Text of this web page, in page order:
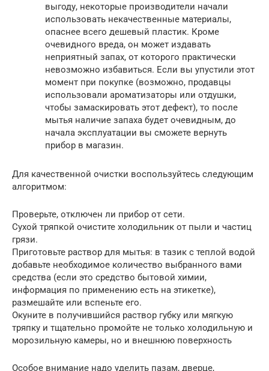
выгоду, некоторые производители начали
использовать некачественные материалы,
опаснее всего дешевый пластик. Кроме
очевидного вреда, он может издавать
неприятный запах, от которого практически
невозможно избавиться. Если вы упустили этот
момент при покупке (возможно, продавцы
использовали ароматизаторы или отдушки,
чтобы замаскировать этот дефект), то после
мытья наличие запаха будет очевидным, до
начала эксплуатации вы сможете вернуть
прибор в магазин.
Для качественной очистки воспользуйтесь следующим
алгоритмом:
Проверьте, отключен ли прибор от сети.
Сухой тряпкой очистите холодильник от пыли и частиц
грязи.
Приготовьте раствор для мытья: в тазик с теплой водой
добавьте необходимое количество выбранного вами
средства (если это средство бытовой химии,
информация по применению есть на этикетке),
размешайте или вспеньте его.
Окуните в получившийся раствор губку или мягкую
тряпку и тщательно промойте не только холодильную и
морозильную камеры, но и внешнюю поверхность
Особое внимание надо уделить пазам, дверце,